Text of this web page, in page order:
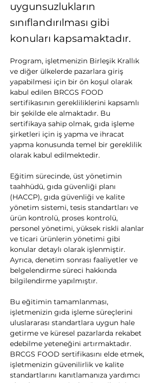
uygunsuzlukların
sınıflandırılması gibi
konuları kapsamaktadır.
Program, işletmenizin Birleşik Krallık
ve diğer ülkelerde pazarlara giriş
yapabilmesi için bir ön koşul olarak
kabul edilen BRCGS FOOD
sertifikasının gerekliliklerini kapsamlı
bir şekilde ele almaktadır. Bu
sertifikaya sahip olmak, gıda işleme
şirketleri için iş yapma ve ihracat
yapma konusunda temel bir gereklilik
olarak kabul edilmektedir.
Eğitim sürecinde, üst yönetimin
taahhüdü, gıda güvenliği planı
(HACCP), gıda güvenliği ve kalite
yönetim sistemi, tesis standartları ve
ürün kontrolü, proses kontrolü,
personel yönetimi, yüksek riskli alanlar
ve ticari ürünlerin yönetimi gibi
konular detaylı olarak işlenmiştir.
Ayrıca, denetim sonrası faaliyetler ve
belgelendirme süreci hakkında
bilgilendirme yapılmıştır.
Bu eğitimin tamamlanması,
işletmenizin gıda işleme süreçlerini
uluslararası standartlara uygun hale
getirme ve küresel pazarlarda rekabet
edebilme yeteneğini artırmaktadır.
BRCGS FOOD sertifikasını elde etmek,
işletmenizin güvenilirlik ve kalite
standartlarını kanıtlamanıza yardımcı